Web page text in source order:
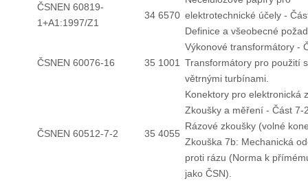
ČSNEN 60819-
1+A1:1997/Z1
34 6570 elektrotechnické účely -
Definice a všeobecné
ČSNEN 60076-16 35 1001
Výkonové transformátory -
Transformátory pro použití s
větrnými turbínami.
ČSNEN 60512-7-2 35 4055
Konektory pro elektronická
Zkoušky a měření - Část 7-
Rázové zkoušky (volné
Zkouška 7b: Mechanická
proti rázu (Norma k
jako ČSN).